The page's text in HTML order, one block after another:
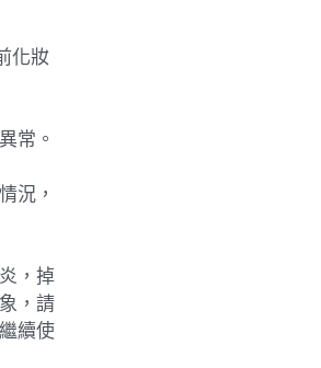
化妝
常。
況，
，掉
，請
續使